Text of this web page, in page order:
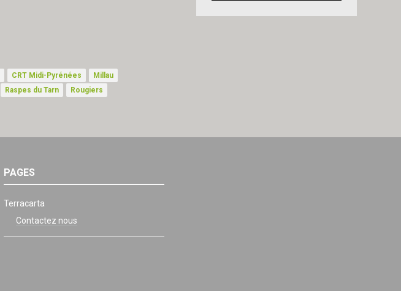
CRT Midi-Pyrénées
Millau
Raspes du Tarn
Rougiers
PAGES
Terracarta
Contactez nous